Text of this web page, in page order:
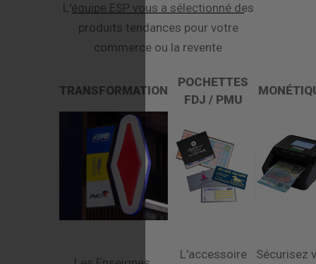
L'équipe ESP vous a sélectionné des
produits tendances pour votre
commerce ou la revente
TRANSFORMATION
POCHETTES
FDJ / PMU
L'accessoire Sécurisez